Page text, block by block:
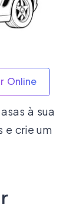
Online
à sua
e crie um